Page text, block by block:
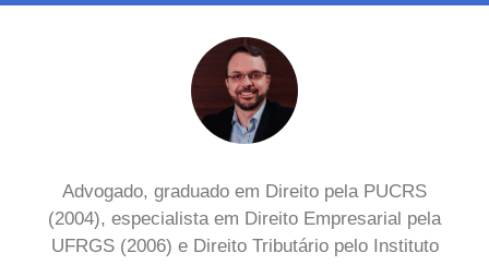
Advogado, graduado em Direito pela PUCRS
(2004), especialista em Direito Empresarial pela
UFRGS (2006) e Direito Tributário pelo Instituto